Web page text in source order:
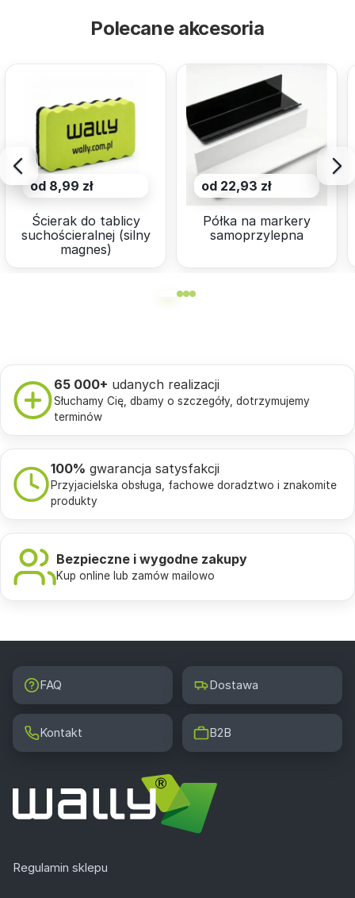
Polecane akcesoria
od 8,99 zł
Ścierak do tablicy
suchościeralnej (silny
magnes)
od 22,93 zł
Półka na markery
samoprzylepna
65 000+ udanych realizacji
Słuchamy Cię, dbamy o szczegóły, dotrzymujemy
terminów
100% gwarancja satysfakcji
Przyjacielska obsługa, fachowe doradztwo i znakomite
produkty
Bezpieczne i wygodne zakupy
Kup online lub zamów mailowo
FAQ Dostawa
Kontakt B2B
Regulamin sklepu